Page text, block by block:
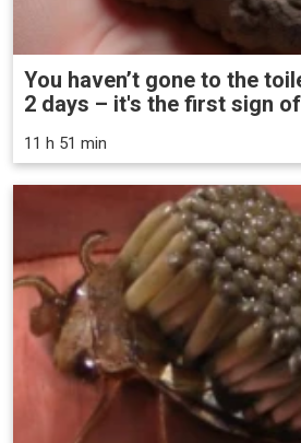
You haven’t gone to the
2 days – it's the first sign
11 h 51 min